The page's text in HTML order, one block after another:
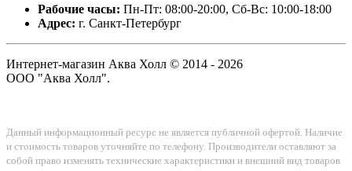
Рабочие часы: Пн-Пт: 08:00-20:00, Сб-Вс: 10:00-18:00
Адрес: г. Санкт-Петербург
Интернет-магазин Аква Холл © 2014 - 2026
ООО "Аква Холл".
Данный информационный ресурс не является публичной офертой. Наличие
и стоимость товаров уточняйте по телефону. Производители оставляют за
собой право изменять технические характеристики и внешний вид товаров